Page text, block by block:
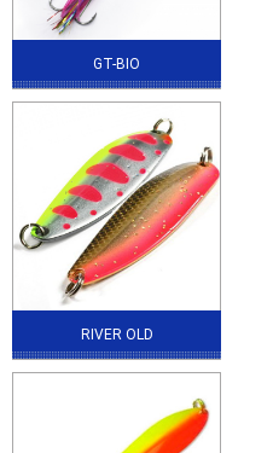
GT-BIO
RIVER OLD